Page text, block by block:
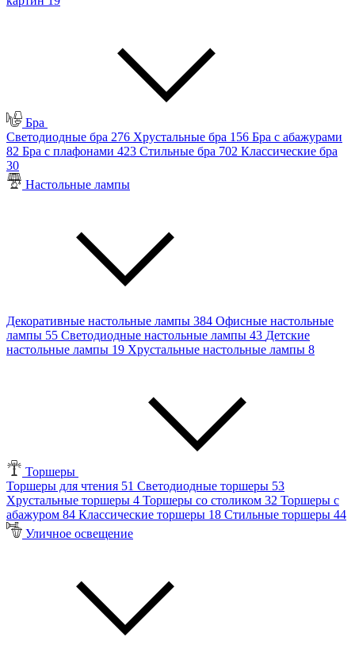
Бра
Светодиодные бра 276 Хрустальные бра 156 Бра с абажурами
82 Бра с плафонами 423 Стильные бра 702 Классические бра
30
Настольные лампы
Декоративные настольные лампы 384 Офисные настольные
лампы 55 Светодиодные настольные лампы 43 Детские
настольные лампы 19 Хрустальные настольные лампы 8
Торшеры
Торшеры для чтения 51 Светодиодные торшеры 53
Хрустальные торшеры 4 Торшеры со столиком 32 Торшеры с
абажуром 84 Классические торшеры 18 Стильные торшеры 44
Уличное освещение